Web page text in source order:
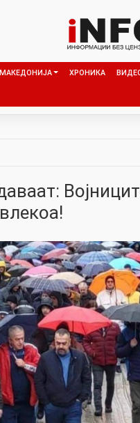
МАКЕДОНИЈА ХРОНИКА